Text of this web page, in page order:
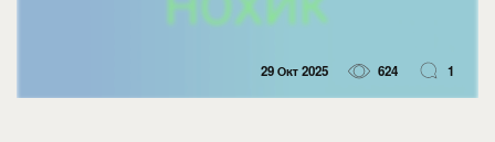
29 Окт 2025 624 1